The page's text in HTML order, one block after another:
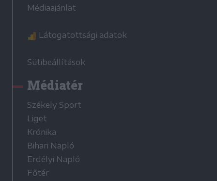
Médiaajánlat
Látogatottsági adatok
Sütibeállítások
Médiatér
Székely Sport
Liget
Krónika
Bihari Napló
Erdélyi Napló
Főtér